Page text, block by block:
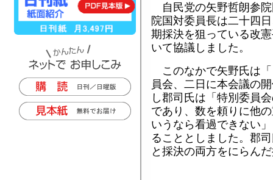
自民党の矢野哲朗参
院国対委員長は二十四
期採決を狙っている改
いて協議しました。
このなかで矢野氏は
員会、二日に本会議の
し郡司氏は「特別委員
であり、数を頼りに他
いうなら看過できない
ることとしました。郡
と採決の両方をにらん